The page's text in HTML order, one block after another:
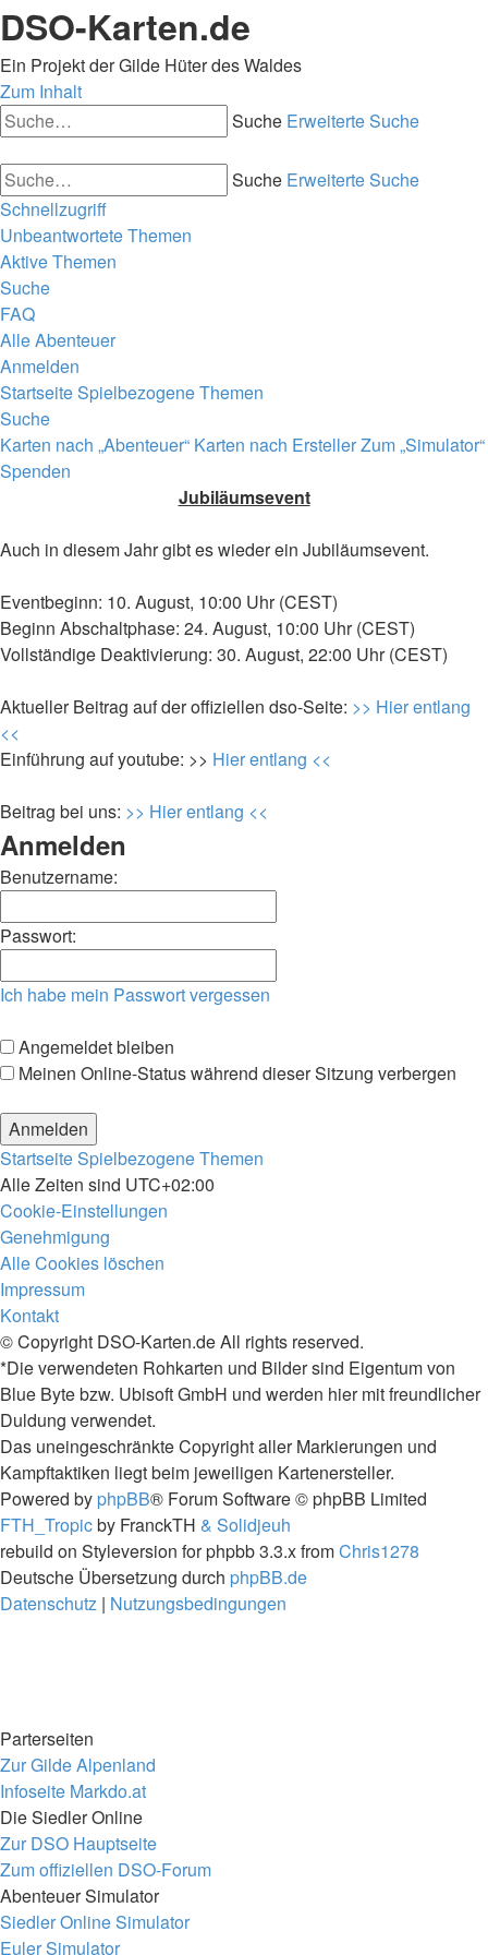
DSO-Karten.de
Ein Projekt der Gilde Hüter des Waldes
Zum Inhalt
Suche Erweiterte Suche
Suche Erweiterte Suche
Schnellzugriff
Unbeantwortete Themen
Aktive Themen
Suche
FAQ
Alle Abenteuer
Anmelden
StartseiteSpielbezogene Themen
Suche
Karten nach „Abenteuer“ Karten nach ErstellerZum „Simulator“
Spenden
Jubiläumsevent
Auch in diesem Jahr gibt es wieder ein Jubiläumsevent.
Eventbeginn: 10. August, 10:00 Uhr (CEST)
Beginn Abschaltphase: 24. August, 10:00 Uhr (CEST)
Vollständige Deaktivierung: 30. August, 22:00 Uhr (CEST)
Aktueller Beitrag auf der offiziellen dso-Seite: >> Hier entlang
<<
Einführung auf youtube: >> Hier entlang <<
Beitrag bei uns: >> Hier entlang <<
Anmelden
Benutzername:
Passwort:
Ich habe mein Passwort vergessen
Angemeldet bleiben
Meinen Online-Status während dieser Sitzung verbergen
StartseiteSpielbezogene Themen
Alle Zeiten sind UTC+02:00
Cookie-Einstellungen
Genehmigung
Alle Cookies löschen
Impressum
Kontakt
© Copyright DSO-Karten.de All rights reserved.
*Die verwendeten Rohkarten und Bilder sind Eigentum von
Blue Byte bzw. Ubisoft GmbH und werden hier mit freundlicher
Duldung verwendet.
Das uneingeschränkte Copyright aller Markierungen und
Kampftaktiken liegt beim jeweiligen Kartenersteller.
Powered by phpBB® Forum Software © phpBB Limited
FTH_Tropicby FranckTH & Solidjeuh
rebuild on Styleversion for phpbb 3.3.x fromChris1278
Deutsche Übersetzung durch phpBB.de
Datenschutz | Nutzungsbedingungen
Parterseiten
Zur Gilde Alpenland
Infoseite Markdo.at
Die Siedler Online
Zur DSO Hauptseite
Zum offiziellen DSO-Forum
Abenteuer Simulator
Siedler Online Simulator
Euler Simulator